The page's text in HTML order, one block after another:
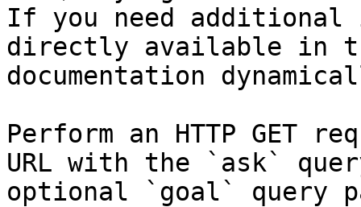
If you need
directly available in
documentation
Perform an HTTP GET
URL with the `ask`
optional `goal` query